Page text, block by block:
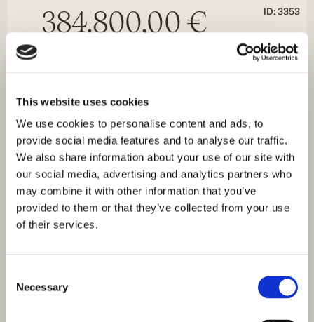
This website uses cookies
We use cookies to personalise content and ads, to
provide social media features and to analyse our traffic.
We also share information about your use of our site with
our social media, advertising and analytics partners who
may combine it with other information that you’ve
provided to them or that they’ve collected from your use
of their services.
Selection
Necessary
384.800,00 € ID: 3353
Apartment in Brodarica – Neubau, Swimmingpool,
Meerblick
Größe (m²) : 74 M²
Bäder : 1
Entfernung vom Meer : 200
M
Blick aufs Meer
Zum Verkauf steht eine 74 m² große 2-Zimmer-Wohnung
in einem Gebäude mit Swimmingpool. Das
Neubaugebäude liegt nur 200 m vom…